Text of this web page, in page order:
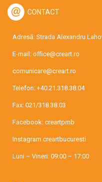
CONTACT
Adresă: Strada Alexandru
E-mail: office@creart.ro
comunicare@creart.ro
Telefon: +40.21.318.38.04
Fax: 021/318.38.03
Facebook: creartpmb
Instagram creartbucuresti
Luni – Vineri: 09:00 – 17:00